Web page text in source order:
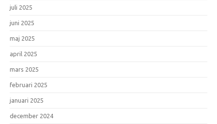
juli 2025
juni 2025
maj 2025
april 2025
mars 2025
februari 2025
januari 2025
december 2024